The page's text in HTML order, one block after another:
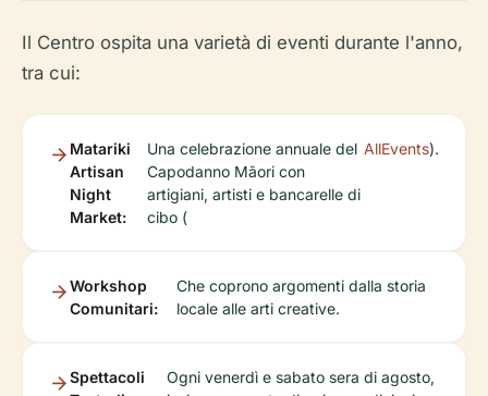
Il Centro ospita una varietà di eventi durante l'anno,
tra cui:
Matariki
Artisan
Night
Market:
Una celebrazione annuale del
Capodanno Māori con
artigiani, artisti e bancarelle di
cibo (
AllEvents).
Workshop
Comunitari:
Che coprono argomenti dalla storia
locale alle arti creative.
Spettacoli
Ogni venerdì e sabato sera di agosto,